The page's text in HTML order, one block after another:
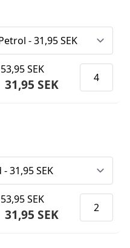
53,95 SEK
31,95 SEK
53,95 SEK
31,95 SEK